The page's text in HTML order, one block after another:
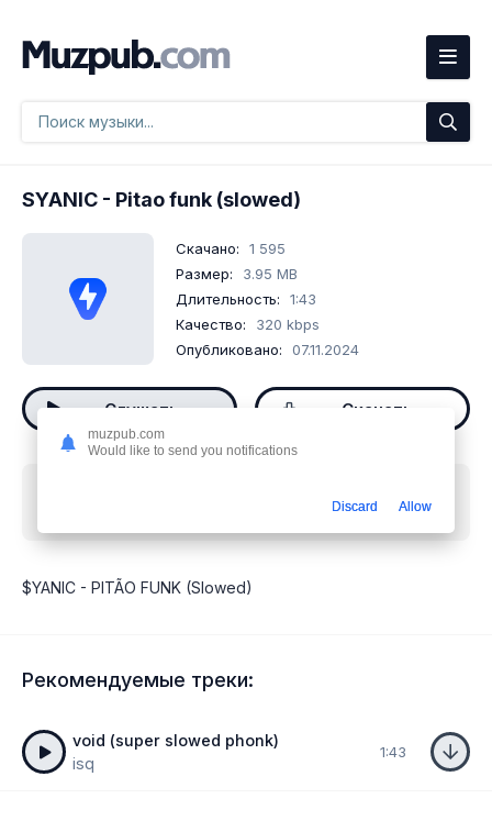
SYANIC - Pitao funk (slowed)
Скачано:
1 595
Размер:
3.95 MB
Длительность:
1:43
Качество:
320 kbps
Опубликовано:
07.11.2024
Слушать Скачать
$YANIC - PITÃO FUNK (Slowed)
Рекомендуемые треки:
void (super slowed phonk)
isq
1:43
muzpub.com
Would like to send you notifications
Discard Allow